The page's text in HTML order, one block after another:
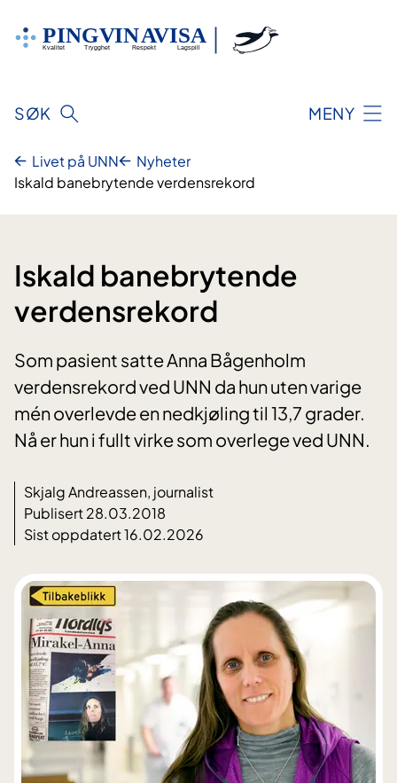
innhold
SØK MENY
Livet på UNN
Nyheter
Iskald banebrytende verdensrekord
Iskald banebrytende
verdensrekord
Som pasient satte Anna Bågenholm
verdensrekord ved UNN da hun uten varige
mén overlevde en nedkjøling til 13,7 grader.
Nå er hun i fullt virke som overlege ved UNN.
Skjalg Andreassen, journalist
Publisert 28.03.2018
Sist oppdatert 16.02.2026